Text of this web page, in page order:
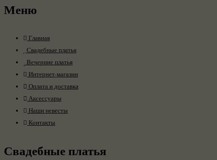
Меню
Главная
Свадебные платья
Вечерние платья
Интернет-магазин
Оплата и доставка
Аксессуары
Наши невесты
Контакты
Свадебные платья